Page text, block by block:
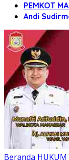
PEMKOT
Andi
Beranda HUKUM